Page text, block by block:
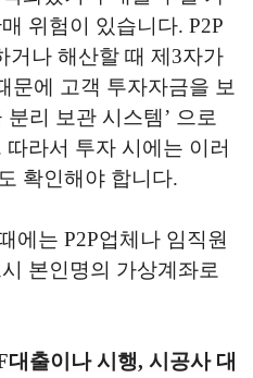
위험이 있습니다. P2P
거나 해산할 때 제3자가
문에 고객 투자자금을 보
리 보관 시스템’ 으로
라서 투자 시에는 이러
확인해야 합니다.
에는 P2P업체나 임직원
본인명의 가상계좌로
출이나 시행, 시공사 대